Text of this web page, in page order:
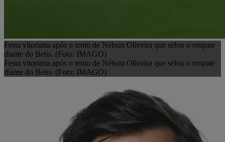
Festa vitoriana após o tento de Nélson Oliveira que selou o empate
diante do Betis. (Foto: IMAGO)
Festa vitoriana após o tento de Nélson Oliveira que selou o empate
diante do Betis. (Foto: IMAGO)